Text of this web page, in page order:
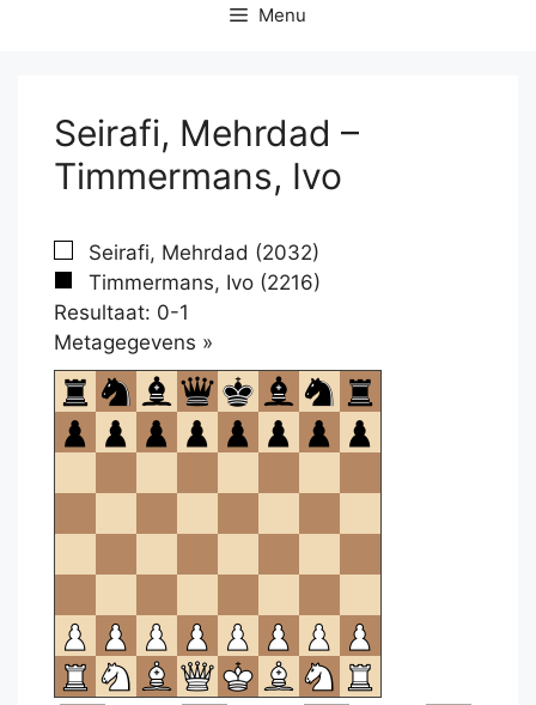
Menu
Seirafi, Mehrdad –
Timmermans, Ivo
Seirafi, Mehrdad (2032)
Timmermans, Ivo (2216)
Resultaat: 0-1
Metagegevens »
om
te
openen.